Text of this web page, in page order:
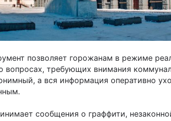
позволяет горожанам в режиме
вопросах, требующих внимания
а вся информация оперативно
сообщения о граффити,